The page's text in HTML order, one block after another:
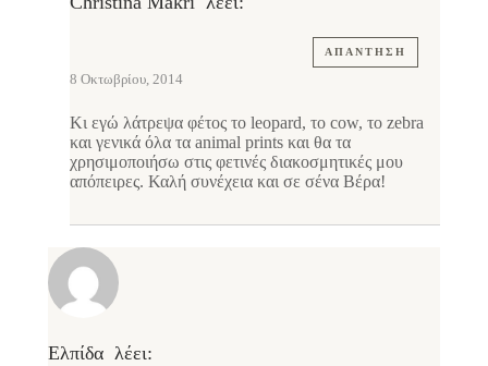
ΑΠΆΝΤΗΣΗ
8 Οκτωβρίου, 2014
Κι εγώ λάτρεψα φέτος το leopard, το cow, το zebra
και γενικά όλα τα animal prints και θα τα
χρησιμοποιήσω στις φετινές διακοσμητικές μου
απόπειρες. Καλή συνέχεια και σε σένα Βέρα!
Ελπίδα λέει: